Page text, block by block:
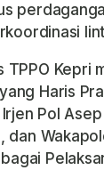
Kepri
Haris
Pol
dan